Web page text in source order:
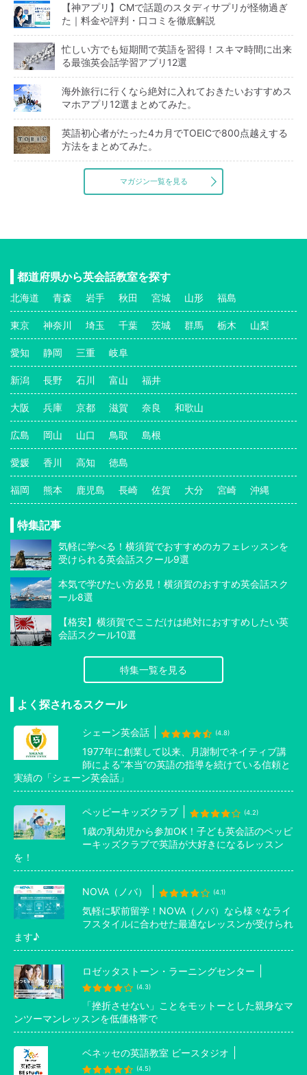
【神アプリ】CMで話題のスタディサプリが怪物過ぎ
た｜料金や評判・口コミを徹底解説
忙しい方でも短期間で英語を習得！スキマ時間に出来
る最強英会話学習アプリ12選
海外旅行に行くなら絶対に入れておきたいおすすめス
マホアプリ12選まとめてみた。
英語初心者がたった4カ月でTOEICで800点越えする
方法をまとめてみた。
マガジン一覧を見る
都道府県から英会話教室を探す
北海道 青森 岩手 秋田 宮城 山形 福島
東京 神奈川 埼玉 千葉 茨城 群馬 栃木 山梨
愛知 静岡 三重 岐阜
新潟 長野 石川 富山 福井
大阪 兵庫 京都 滋賀 奈良 和歌山
広島 岡山 山口 鳥取 島根
愛媛 香川 高知 徳島
福岡 熊本 鹿児島 長崎 佐賀 大分 宮崎 沖縄
特集記事
気軽に学べる！横須賀でおすすめのカフェレッスンを
受けられる英会話スクール9選
本気で学びたい方必見！横須賀のおすすめ英会話スク
ール8選
【格安】横須賀でここだけは絶対におすすめしたい英
会話スクール10選
特集一覧を見る
よく探されるスクール
シェーン英会話 (4.8)
1977年に創業して以来、月謝制でネイティブ講
師による”本当”の英語の指導を続けている信頼と
実績の「シェーン英会話」
ペッピーキッズクラブ (4.2)
1歳の乳幼児から参加OK！子ども英会話のペッピ
ーキッズクラブで英語が大好きになるレッスン
を！
NOVA（ノバ） (4.1)
気軽に駅前留学！NOVA（ノバ）なら様々なライ
フスタイルに合わせた最適なレッスンが受けられ
ます♪
ロゼッタストーン・ラーニングセンター
(4.3)
「挫折させない」ことをモットーとした親身なマ
ンツーマンレッスンを低価格帯で
ベネッセの英語教室 ビースタジオ
(4.5)